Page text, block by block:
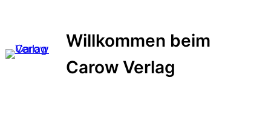
springen
Willkommen beim
Carow Verlag